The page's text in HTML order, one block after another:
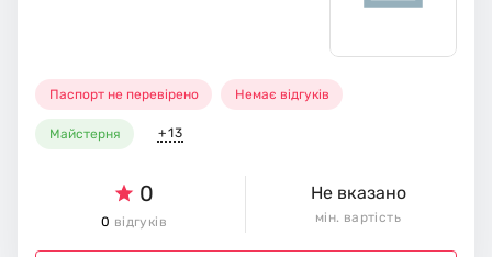
Паспорт не перевірено Немає відгуків
Майстерня +13
0
0 відгуків
Не вказано
мін. вартість